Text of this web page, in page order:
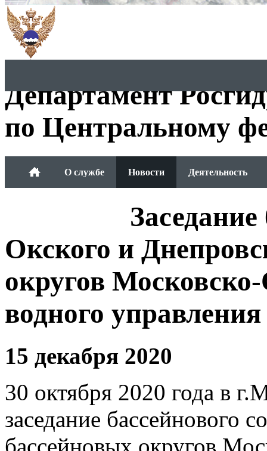
Департамент
по Центральному
О службе Новости Деятельность
Заседание
Окского и
округов
водного управления
15 декабря 2020
30 октября 2020 года в
заседание бассейнового
бассейновых округов